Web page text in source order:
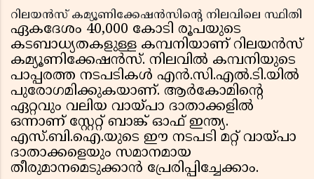
റിലയൻസ് കമ്യൂണിക്കേഷൻസിന്റെ നിലവിലെ സ്ഥിതി
ഏകദേശം 40,000 കോടി രൂപയുടെ
കടബാധ്യതകളുള്ള കമ്പനിയാണ് റിലയൻസ്
കമ്യൂണിക്കേഷൻസ്. നിലവിൽ കമ്പനിയുടെ
പാപ്പരത്ത നടപടികൾ എൻ.സി.എൽ.ടി.യിൽ
പുരോഗമിക്കുകയാണ്. ആർകോമിന്റെ
ഏറ്റവും വലിയ വായ്പാ ദാതാക്കളിൽ
ഒന്നാണ് സ്റ്റേറ്റ് ബാങ്ക് ഓഫ് ഇന്ത്യ.
എസ്.ബി.ഐ.യുടെ ഈ നടപടി മറ്റ് വായ്പാ
ദാതാക്കളെയും സമാനമായ
തീരുമാനമെടുക്കാൻ പ്രേരിപ്പിച്ചേക്കാം.